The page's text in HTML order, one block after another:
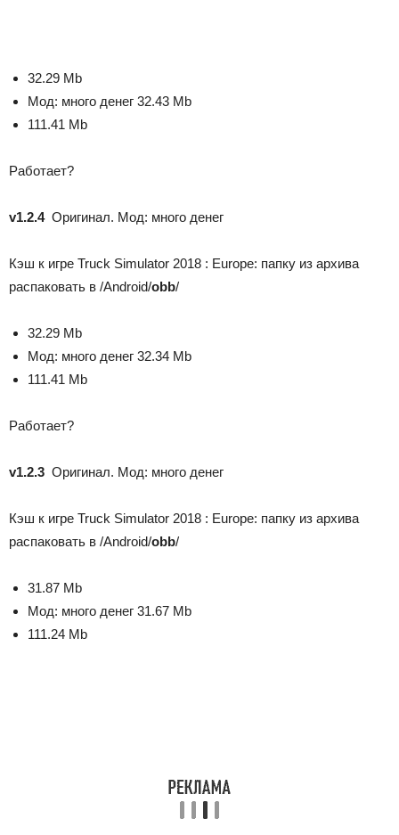
32.29 Mb
Мод: много денег 32.43 Mb
111.41 Mb
Работает?
v1.2.4Оригинал. Мод: много денег
Кэш к игре Truck Simulator 2018 : Europe: папку из архива
распаковать в /Android/obb/
32.29 Mb
Мод: много денег 32.34 Mb
111.41 Mb
Работает?
v1.2.3 Оригинал. Мод: много денег
Кэш к игре Truck Simulator 2018 : Europe: папку из архива
распаковать в /Android/obb/
31.87 Mb
Мод: много денег 31.67 Mb
111.24 Mb